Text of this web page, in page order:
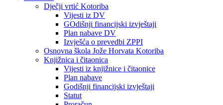
Dječji vrtić Kotoriba
Vijesti iz DV
GOdišnji financijski izvještaji
Plan nabave DV
Izvješća o prevedbi ZPPI
Osnovna škola Jože Horvata Kotoriba
Knjižnica i čitaonica
Vijesti iz knjižnice i čitaonice
Plan nabave
Godišnji financijski izvještaji
Statut